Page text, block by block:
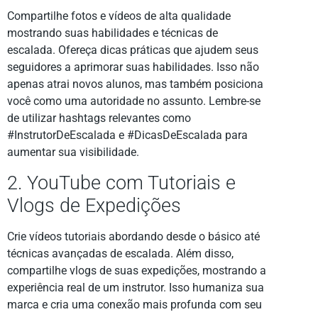
Compartilhe fotos e vídeos de alta qualidade
mostrando suas habilidades e técnicas de
escalada. Ofereça dicas práticas que ajudem seus
seguidores a aprimorar suas habilidades. Isso não
apenas atrai novos alunos, mas também posiciona
você como uma autoridade no assunto. Lembre-se
de utilizar hashtags relevantes como
#InstrutorDeEscalada e #DicasDeEscalada para
aumentar sua visibilidade.
2. YouTube com Tutoriais e
Vlogs de Expedições
Crie vídeos tutoriais abordando desde o básico até
técnicas avançadas de escalada. Além disso,
compartilhe vlogs de suas expedições, mostrando a
experiência real de um instrutor. Isso humaniza sua
marca e cria uma conexão mais profunda com seu